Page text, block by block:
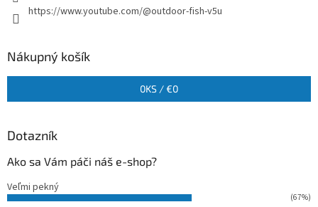
https://www.youtube.com/@outdoor-fish-v5u
Nákupný košík
0KS /€0
Dotazník
Ako sa Vám páči náš e-shop?
Veľmi pekný
(67%)